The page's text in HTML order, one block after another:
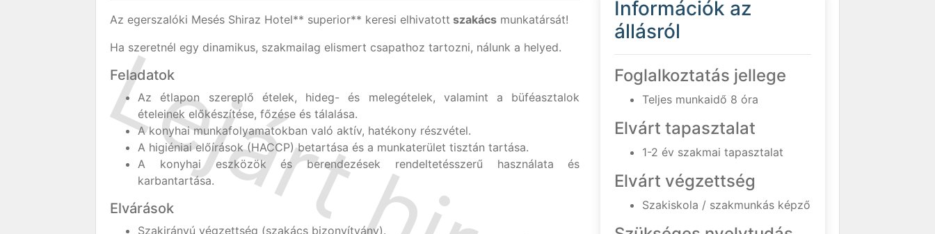
Az egerszalóki Mesés Shiraz Hotel** superior** keresi elhivatott szakács munkatársát!
Ha szeretnél egy dinamikus, szakmailag elismert csapathoz tartozni, nálunk a helyed.
Feladatok
Az étlapon szereplő ételek, hideg- és melegételek, valamint a büféasztalok
ételeinek előkészítése, főzése és tálalása.
A konyhai munkafolyamatokban való aktív, hatékony részvétel.
A higiéniai előírások (HACCP) betartása és a munkaterület tisztán tartása.
A konyhai eszközök és berendezések rendeltetésszerű használata és
karbantartása.
Elvárások
Szakirányú végzettség (szakács bizonyítvány).
Információk az
állásról
Foglalkoztatás jellege
Teljes munkaidő 8 óra
Elvárt tapasztalat
1-2 év szakmai tapasztalat
Elvárt végzettség
Szakiskola / szakmunkás képző